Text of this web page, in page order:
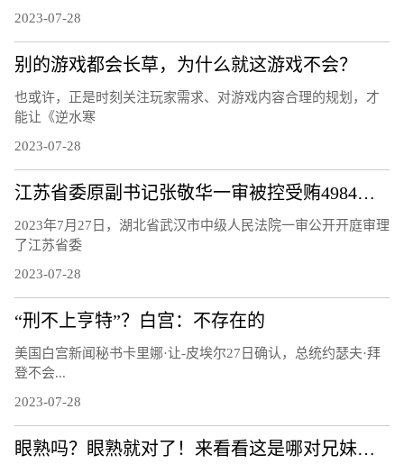
2023-07-28
别的游戏都会长草，为什么就这游戏不会？
也或许，正是时刻关注玩家需求、对游戏内容合理的规划，才
能让《逆水寒
2023-07-28
江苏省委原副书记张敬华一审被控受贿4984万余元
2023年7月27日，湖北省武汉市中级人民法院一审公开开庭审理
了江苏省委
2023-07-28
“刑不上亨特”？白宫：不存在的
美国白宫新闻秘书卡里娜·让-皮埃尔27日确认，总统约瑟夫·拜
登不会...
2023-07-28
眼熟吗？眼熟就对了！来看看这是哪对兄妹球员？